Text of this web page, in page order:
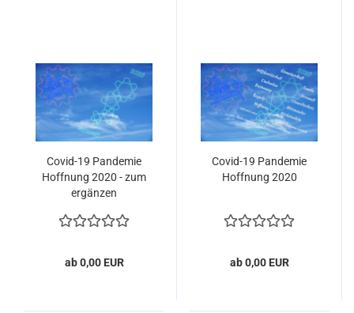
Covid-19 Pandemie
Hoffnung 2020 - zum
ergänzen
ab 0,00 EUR
Covid-19 Pandemie
Hoffnung 2020
ab 0,00 EUR